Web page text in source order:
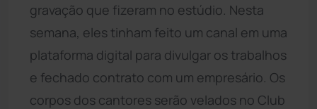
gravação que fizeram no estúdio. Nesta
semana, eles tinham feito um canal em uma
plataforma digital para divulgar os trabalhos
e fechado contrato com um empresário. Os
corpos dos cantores serão velados no Club